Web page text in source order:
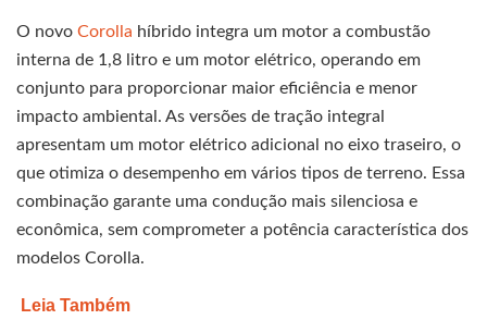
O novo Corolla híbrido integra um motor a combustão
interna de 1,8 litro e um motor elétrico, operando em
conjunto para proporcionar maior eficiência e menor
impacto ambiental. As versões de tração integral
apresentam um motor elétrico adicional no eixo traseiro, o
que otimiza o desempenho em vários tipos de terreno. Essa
combinação garante uma condução mais silenciosa e
econômica, sem comprometer a potência característica dos
modelos Corolla.
Leia Também